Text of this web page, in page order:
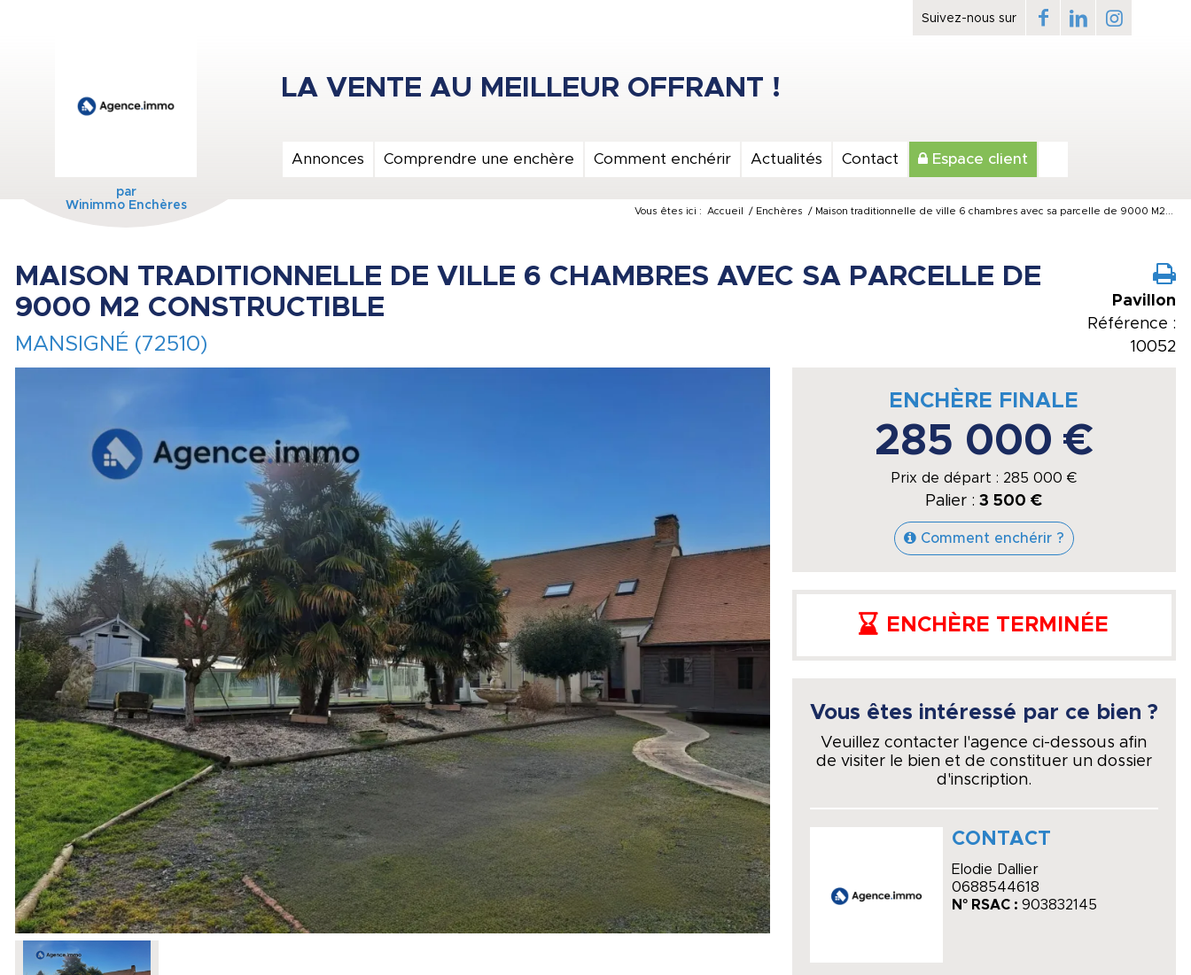
par
Winimmo Enchères
Annonces Comprendre une enchère Comment enchérir Actualités Contact Espace client
Vous êtes ici : Accueil / Enchères / Maison traditionnelle de ville 6 chambres avec sa parcelle de 9000 M2...
MAISON TRADITIONNELLE DE VILLE 6 CHAMBRES AVEC SA PARCELLE DE
9000 M2 CONSTRUCTIBLE
MANSIGNÉ (72510)
Pavillon
Référence :
10052
ENCHÈRE FINALE
285 000 €
Prix de départ : 285 000 €
Palier :3 500 €
Comment enchérir ?
ENCHÈRE TERMINÉE
Vous êtes intéressé par ce bien ?
Veuillez contacter l'agence ci-dessous afin
de visiter le bien et de constituer un dossier
d'inscription.
CONTACT
Elodie Dallier
0688544618
N° RSAC : 903832145